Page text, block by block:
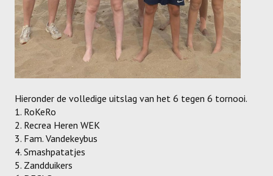
Recrea
Dames Recrea A
Dames Recrea B
Heren Recrea A
Heren Recrea B
Heren Recrea C
Hieronder de volledige uitslag van het 6 tegen 6 tornooi.
1. RoKeRo
2. Recrea Heren WEK
3. Fam. Vandekeybus
4. Smashpatatjes
5. Zandduikers